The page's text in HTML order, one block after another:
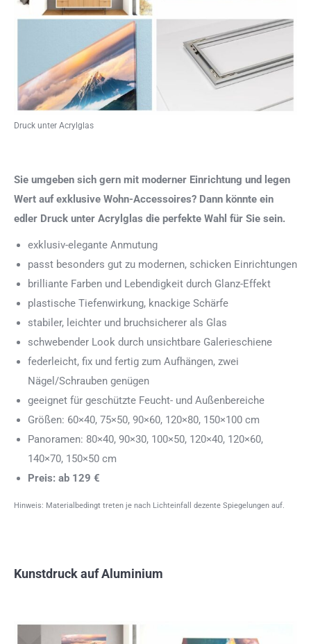
Druck unter Acrylglas
Sie umgeben sich gern mit moderner Einrichtung und legen
Wert auf exklusive Wohn-Accessoires? Dann könnte ein
edler Druck unter Acrylglas die perfekte Wahl für Sie sein.
exklusiv-elegante Anmutung
passt besonders gut zu modernen, schicken Einrichtungen
brilliante Farben und Lebendigkeit durch Glanz-Effekt
plastische Tiefenwirkung, knackige Schärfe
stabiler, leichter und bruchsicherer als Glas
schwebender Look durch unsichtbare Galerieschiene
federleicht, fix und fertig zum Aufhängen, zwei
Nägel/Schrauben genügen
geeignet für geschützte Feucht- und Außenbereiche
Größen: 60×40, 75×50, 90×60, 120×80, 150×100 cm
Panoramen: 80×40, 90×30, 100×50, 120×40, 120×60,
140×70, 150×50 cm
Preis: ab 129 €
Hinweis: Materialbedingt treten je nach Lichteinfall dezente Spiegelungen auf.
Kunstdruck auf Aluminium